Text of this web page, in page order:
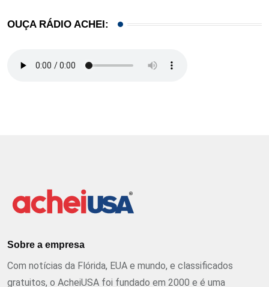
OUÇA RÁDIO ACHEI:
Sobre a empresa
Com notícias da Flórida, EUA e mundo, e classificados
gratuitos, o AcheiUSA foi fundado em 2000 e é uma